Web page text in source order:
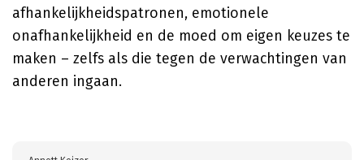
afhankelijkheidspatronen, emotionele
onafhankelijkheid en de moed om eigen keuzes te
maken – zelfs als die tegen de verwachtingen van
anderen ingaan.